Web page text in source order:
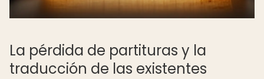
La pérdida de partituras y la
traducción de las existentes